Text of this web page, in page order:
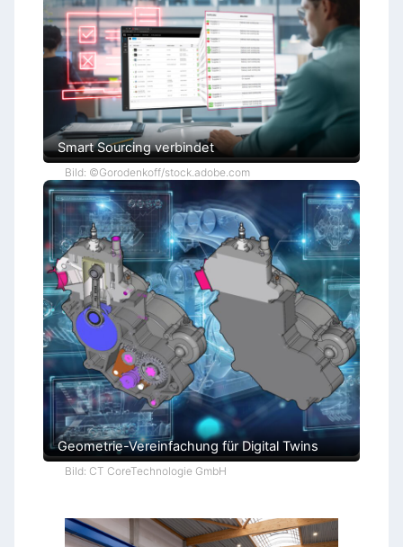
Smart Sourcing verbindet
Bild: ©Gorodenkoff/stock.adobe.com
Geometrie-Vereinfachung für Digital Twins
Bild: CT CoreTechnologie GmbH